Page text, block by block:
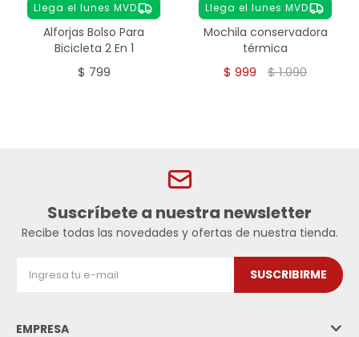
Llega el lunes MVD
Alforjas Bolso Para
Bicicleta 2 En 1
$ 799
Llega el lunes MVD
Mochila conservadora
térmica
$ 999 $1.090
Suscríbete a nuestra newsletter
Recibe todas las novedades y ofertas de nuestra tienda.
SUSCRIBIRME
EMPRESA